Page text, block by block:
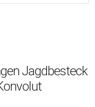
Jagdbesteck